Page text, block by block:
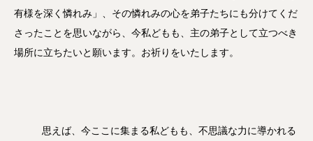
有様を深く憐れみ」、その憐れみの心を弟子たちにも分けてくだ
さったことを思いながら、今私どもも、主の弟子として立つべき
場所に立ちたいと願います。お祈りをいたします。
思えば、今ここに集まる私どもも、不思議な力に導かれる